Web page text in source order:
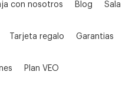
con nosotros Blog
Tarjeta regalo Garantias
Plan VEO